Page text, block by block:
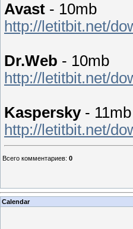
Avast - 10mb
http://letitbit.net/
Dr.Web - 10mb
http://letitbit.net/
Kaspersky- 11mb
http://letitbit.net/
Всего комментариев: 0
Calendar